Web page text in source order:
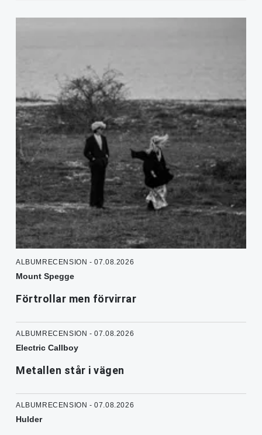
ALBUMRECENSION - 07.08.2026
Mount Spegge
Förtrollar men förvirrar
ALBUMRECENSION - 07.08.2026
Electric Callboy
Metallen står i vägen
ALBUMRECENSION - 07.08.2026
Hulder